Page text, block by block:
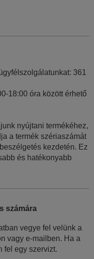
361
18:00 óra között érhető
nyújtani termékéhez,
a termék szériaszámát
kezdetén. Ez
és hatékonyabb
számára
vegye fel velünk a
vagy e-mailben. Ha a
fel egy szervizt.